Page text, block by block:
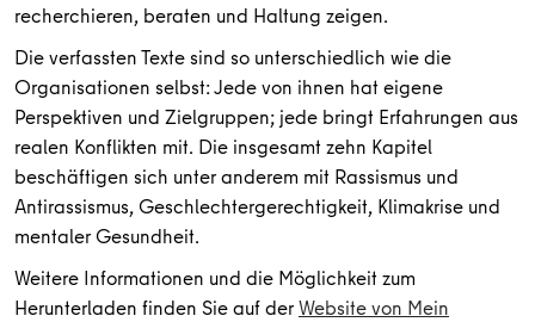
recherchieren, beraten und Haltung zeigen.
Die verfassten Texte sind so unterschiedlich wie die
Organisationen selbst: Jede von ihnen hat eigene
Perspektiven und Zielgruppen; jede bringt Erfahrungen aus
realen Konflikten mit. Die insgesamt zehn Kapitel
beschäftigen sich unter anderem mit Rassismus und
Antirassismus, Geschlechtergerechtigkeit, Klimakrise und
mentaler Gesundheit.
Weitere Informationen und die Möglichkeit zum
Herunterladen finden Sie auf derWebsite von Mein